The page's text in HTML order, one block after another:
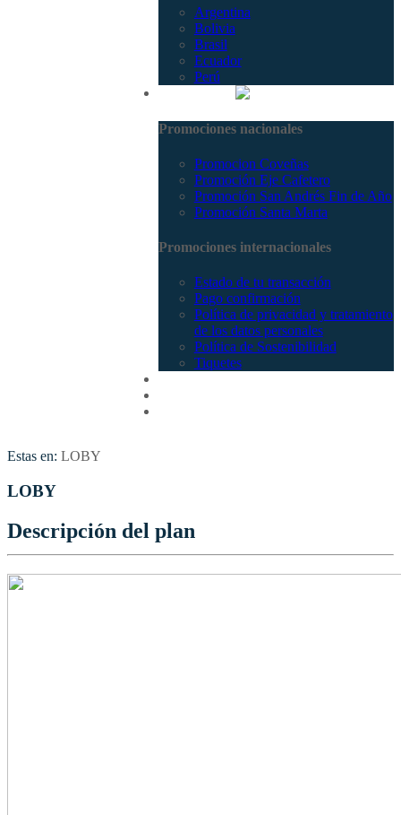
Argentina
Bolivia
Brasil
Ecuador
Perú
Promociones nacionales
Promocion Coveñas
Promoción Eje Cafetero
Promoción San Andrés Fin de Año
Promoción Santa Marta
Promociones internacionales
Estado de tu transacción
Pago confirmación
Política de privacidad y tratamiento
de los datos personales
Política de Sostenibilidad
Tiquetes
Estas en: LOBY
LOBY
Descripción del plan